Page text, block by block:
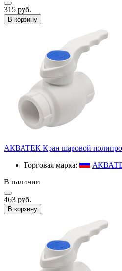
315 руб.
В корзину
АКВАТЕК Кран шаровой
Торговая марка:
В наличии
463 руб.
В корзину